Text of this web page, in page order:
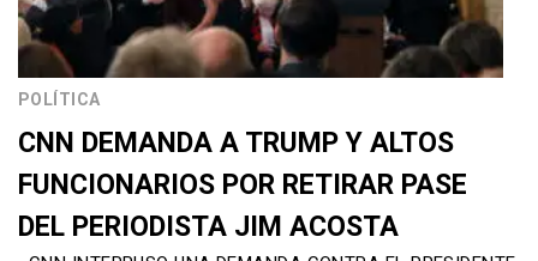
POLÍTICA
CNN DEMANDA A TRUMP Y ALTOS
FUNCIONARIOS POR RETIRAR PASE
DEL PERIODISTA JIM ACOSTA